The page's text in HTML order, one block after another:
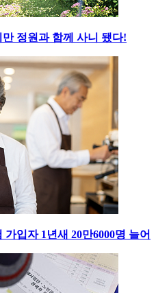
정원과 함께 사니 됐다!
입자 1년새 20만6000명 늘어